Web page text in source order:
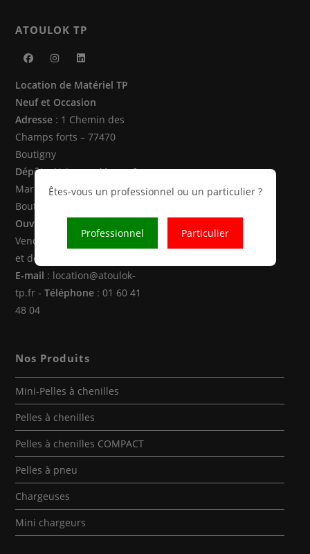
ATOULOK TP
dans
un
nouvel
onglet
dans
un
nouvel
onglet
dans
un
nouvel
onglet
Location de Matériel TP
Neuf et Occasion
Adresse : 1 Chemin des
Champs forts – 77470
Boutigny
Dépôts: Vaire sur Marne &
Marne la Vallée (77470 -
Boutigny)
Ouverture
Vendredi de 8h00 à 12h30
et de 14h00 à 18h00
E-mail : location@atoulok-
tp.fr -Téléphone : 01 60 41
48 04
Nos Produits
Mini-Pelles à chenilles
Pelles à chenilles
Pelles à chenilles COMPACT
Pelles à pneu
Chargeuses
Mini chargeurs
Êtes-vous un professionnel ou un particulier ?
Professionnel Particulier